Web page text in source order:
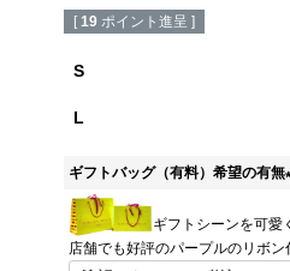
[ 19 ポイント進呈 ]
S
L
ギフトバッグ（有料）希望の有無
ギフトシーンを可愛
店舗でも好評のパープルのリボン